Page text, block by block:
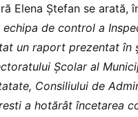
Elena Ștefan se arată,
de control a
un raport prezentat în
Școlar al
Consiliului de
a hotărât încetarea